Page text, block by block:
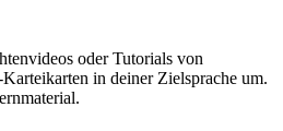
oder Tutorials von
in deiner Zielsprache um.